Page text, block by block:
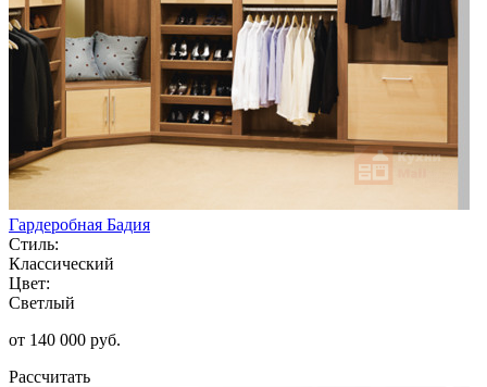
Гардеробная Бадия
Стиль:
Классический
Цвет:
Светлый
от 140 000 руб.
Рассчитать